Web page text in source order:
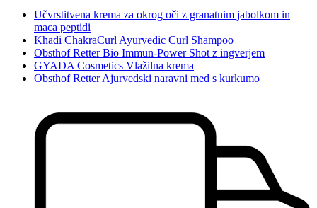
Učvrstitvena krema za okrog oči z granatnim jabolkom in
maca peptidi
Khadi ChakraCurl Ayurvedic Curl Shampoo
Obsthof Retter Bio Immun-Power Shot z ingverjem
GYADA Cosmetics Vlažilna krema
Obsthof Retter Ajurvedski naravni med s kurkumo